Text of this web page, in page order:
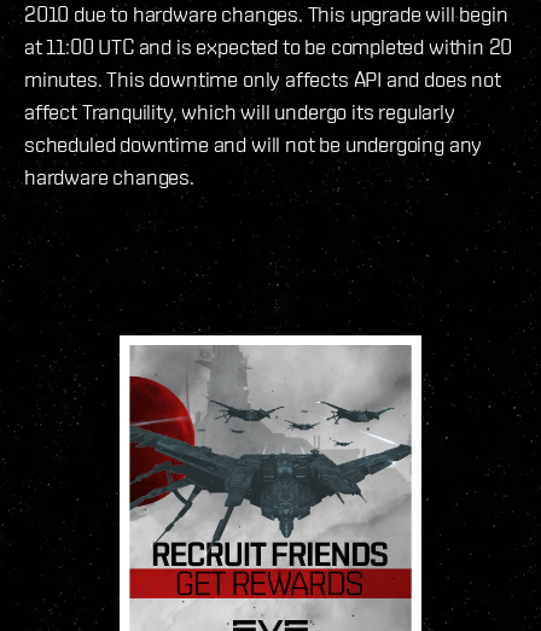
2010 due to hardware changes. This upgrade will begin
at 11:00 UTC and is expected to be completed within 20
minutes. This downtime only affects API and does not
affect Tranquility, which will undergo its regularly
scheduled downtime and will not be undergoing any
hardware changes.